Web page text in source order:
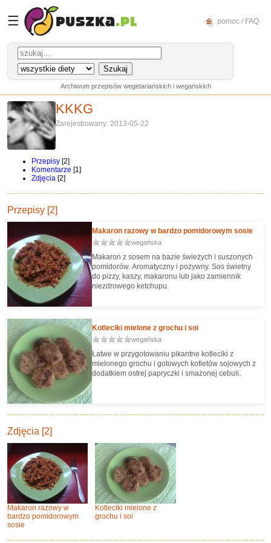
☰ pomoc / FAQ
Archiwum przepisów wegetariańskich i wegańskich
KKKG
Zarejestrowany: 2013-05-22
Przepisy [2]
Komentarze [1]
Zdjęcia [2]
Przepisy [2]
Makaron razowy w bardzo pomidorowym sosie
wegańska
Makaron z sosem na bazie świeżych i suszonych
pomidorów. Aromatyczny i pożywny. Sos świetny
do pizzy, kaszy, makaronu lub jako zamiennik
niezdrowego ketchupu.
Kotleciki mielone z grochu i soi
wegańska
Łatwe w przygotowaniu pikantne kotleciki z
mielonego grochu i gotowych kotletów sojowych z
dodatkiem ostrej papryczki i smażonej cebuli.
Zdjęcia [2]
Makaron razowy w
bardzo pomidorowym
sosie
Kotleciki mielone z
grochu i soi